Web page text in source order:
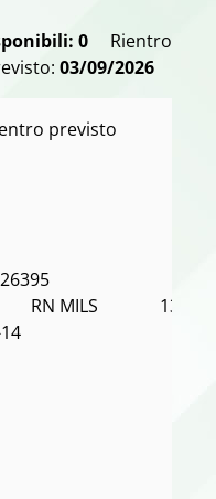
0
Rientro
03/09/2026
previsto
RN MILS              13-14